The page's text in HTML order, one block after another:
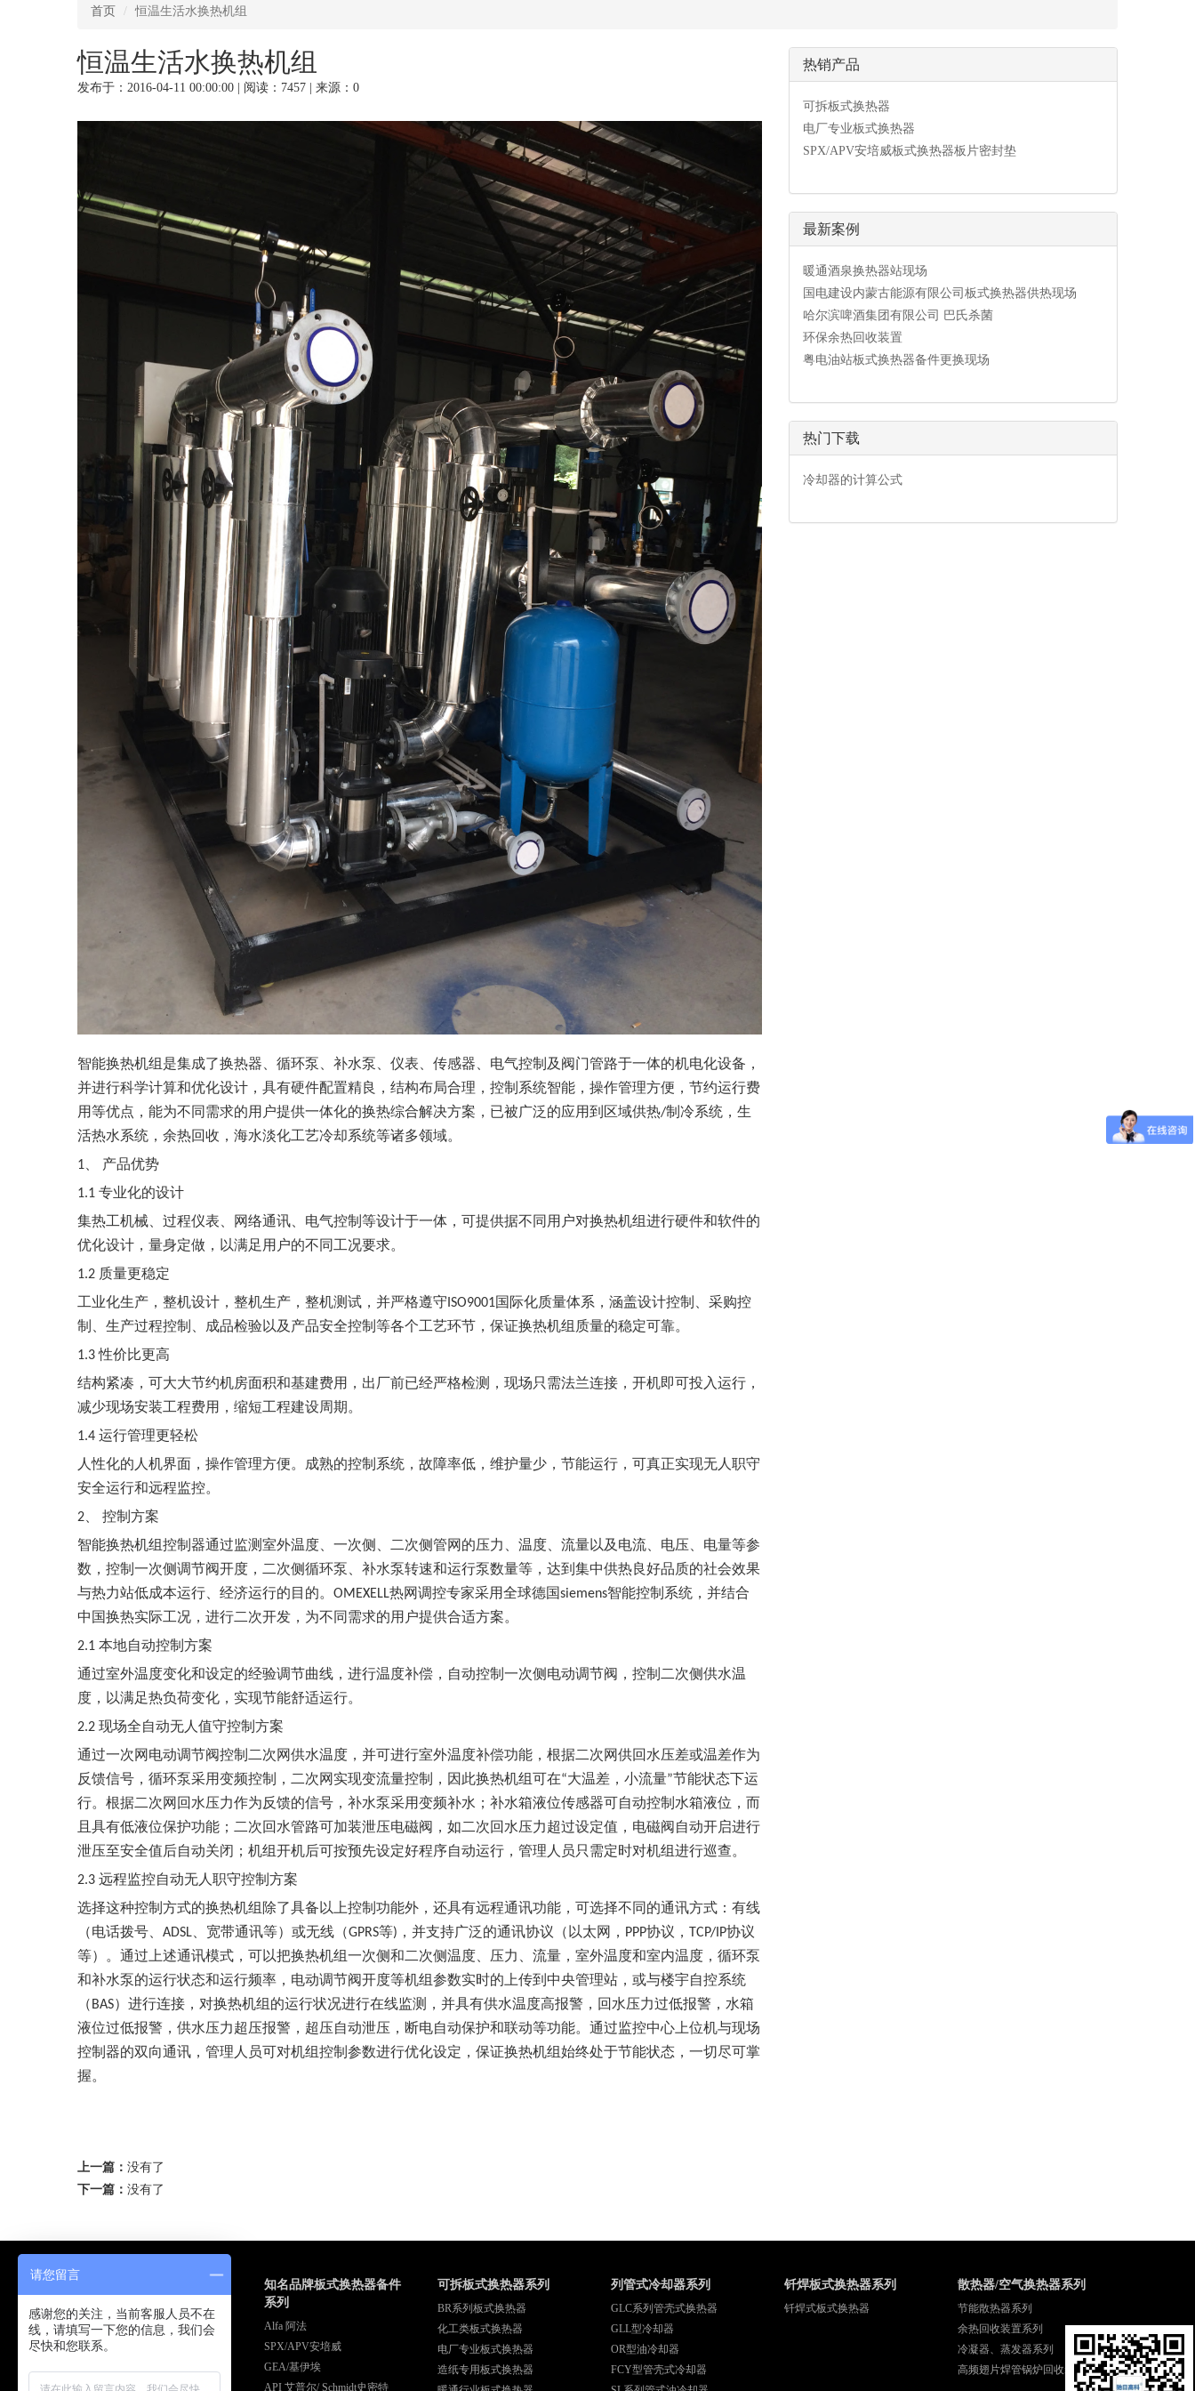
首页 恒温生活水换热机组
恒温生活水换热机组
发布于：2016-04-11 00:00:00 | 阅读：7457 | 来源：0
智能换热机组是集成了换热器、循环泵、补水泵、仪表、传感器、电气控制及阀门管路于一体的机电化设备，
并进行科学计算和优化设计，具有硬件配置精良，结构布局合理，控制系统智能 ，操作管理方便，节约运行费
用等优点，能为不同需求的用户提供一体化的换热综合解决方案，已被广泛的应用到区域供热/制冷系统，生
活热水系统，余热回收，海水淡化工艺冷却系统等诸多领域。
1 、 产品优势
1.1 专业化的设计
集热工机械、过程仪表、网络通讯、电气控制等设计于一体，可提供据不同用户对换热机组进行硬件和软件的
优化设计，量身定做，以满足用户的不同工况要求。
1.2 质量更稳定
工业化生产，整机设计，整机生产，整机测试，并严格遵守 ISO9001国际化质量体系，涵盖设计控制、采购控
制、生产过程控制、成品检验以及产品安全控制等各个工艺环节，保证换热机组质量的稳定可靠。
1.3性价比更高
结构紧凑，可大大节约机房面积和基建费用，出厂前已经严格检测，现场只需法兰连接，开机即可投入运行，
减少现场安装工程费用，缩短工程建设周期。
1.4 运行管理更轻松
人性化的人机界面，操作管理方便。成熟的控制系统，故障率低，维护量少，节能运行，可真正实现无人职守
安全运行和远程监控。
2 、 控制方案
智能换热机组控制器通过监测室外温度、一次侧、二次侧管网的压力、温度、流量以及电流、电压、电量等参
数，控制一次侧调节阀开度，二次侧循环泵、补水泵转速和运行泵数量等，达到集中供热良好品质的社会效果
与热力站低成本运行、经济运行的目的。 OMEXELL热网调控专家采用全球德国siemens智能控制系统，并结合
中国换热实际工况，进行二次开发，为不同需求的用户提供合适方案。
2.1 本地自动控制方案
通过室外温度变化和设定的经验调节曲线，进行温度补偿，自动控制一次侧电动调节阀，控制二次侧供水温
度，以满足热负荷变化，实现节能舒适运行。
2.2 现场全自动无人值守控制方案
通过一次网电动调节阀控制二次网供水温度，并可进行室外温度补偿功能，根据二次网供回水压差或温差作为
反馈信号，循环泵采用变频控制，二次网实现变流量控制，因此换热机组可在“大温差，小流量”节能状态下运
行。根据二次网回水压力作为反馈的信号，补水泵采用变频补水；补水箱液位传感器可自动控制水箱液位，而
且具有低液位保护功能；二次回水管路可加装泄压电磁阀，如二次回水压力超过设定值，电磁阀自动开启进行
泄压至安全值后自动关闭；机组开机后可按预先设定好程序自动运行，管理人员只需定时对机组进行巡查。
2.3 远程监控自动无人职守控制方案
选择这种控制方式的换热机组除了具备以上控制功能外，还具有远程通讯功能，可选择不同的通讯方式：有线
（电话拨号、 ADSL 、宽带通讯等）或无线（GPRS等) ，并支持广泛的通讯协议（以太网， PPP协议， TCP/IP协议
等）。通过上述通讯模式，可以把换热机组一次侧和二次侧温度、压力、流量，室外温度和室内温度，循环泵
和补水泵的运行状态和运行频率，电动调节阀开度等机组参数实时的上传到中央管理站，或与楼宇自控系统
（ BAS）进行连接，对换热机组的运行状况进行在线监测，并具有供水温度高报警，回水压力过低报警，水箱
液位过低报警，供水压力超压报警，超压自动泄压，断电自动保护和联动等功能。通过监控中心上位机与现场
控制器的双向通讯，管理人员可对机组控制参数进行优化设定，保证换热机组始终处于节能状态，一切尽可掌
握。
上一篇： 没有了
下一篇： 没有了
热销产品
可拆板式换热器
电厂专业板式换热器
SPX/APV安培威板式换热器板片密封垫
最新案例
暖通酒泉换热器站现场
国电建设内蒙古能源有限公司板式换热器供热现场
哈尔滨啤酒集团有限公司 巴氏杀菌
环保余热回收装置
粤电油站板式换热器备件更换现场
热门下载
冷却器的计算公式
暖通换热机组
恒温生活水换热机组
板式汽水换热机组
蒸汽换热机组
知名品牌板式换热器备件
系列
Alfa 阿法
SPX/APV安培威
GEA/基伊埃
API 艾普尔/ Schmidt史密特
可拆板式换热器系列
BR系列板式换热器
化工类板式换热器
电厂专业板式换热器
造纸专用板式换热器
列管式冷却器系列
GLC系列管壳式换热器
GLL型冷却器
OR型油冷却器
FCY型管壳式冷却器
钎焊板式换热器系列
钎焊式板式换热器
散热器/空气换热器系列
节能散热器系列
余热回收装置系列
冷凝器、蒸发器系列
高频翅片焊管锅炉回收装置
请您留言
感谢您的关注，当前客服人员不在
线，请填写一下您的信息，我们会
尽快和您联系。